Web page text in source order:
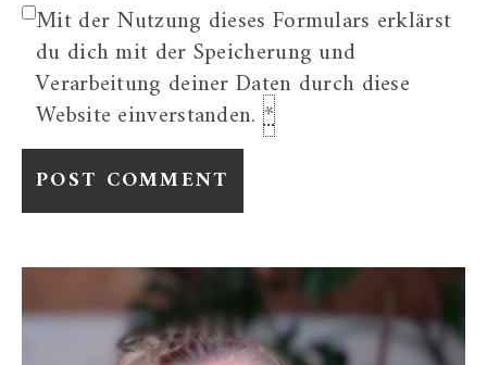
Mit der Nutzung dieses Formulars erklärst
du dich mit der Speicherung und
Verarbeitung deiner Daten durch diese
Website einverstanden. *